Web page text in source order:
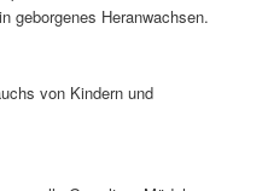
geborgenes Heranwachsen.
von Kindern und